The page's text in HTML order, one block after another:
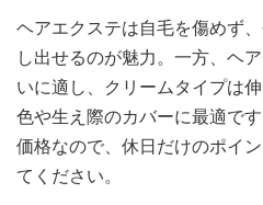
ヘアエクステは自毛を傷めず
し出せるのが魅力。一方、ヘ
いに適し、クリームタイプは
色や生え際のカバーに最適で
価格なので、休日だけのポイ
てください。